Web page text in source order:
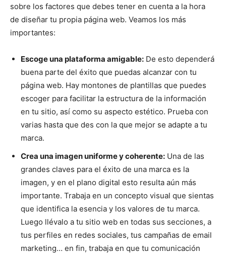
sobre los factores que debes tener en cuenta a la hora
de diseñar tu propia página web. Veamos los más
importantes:
Escoge una plataforma amigable: De esto dependerá
buena parte del éxito que puedas alcanzar con tu
página web. Hay montones de plantillas que puedes
escoger para facilitar la estructura de la información
en tu sitio, así como su aspecto estético. Prueba con
varias hasta que des con la que mejor se adapte a tu
marca.
Crea una imagen uniforme y coherente: Una de las
grandes claves para el éxito de una marca es la
imagen, y en el plano digital esto resulta aún más
importante. Trabaja en un concepto visual que sientas
que identifica la esencia y los valores de tu marca.
Luego llévalo a tu sitio web en todas sus secciones, a
tus perfiles en redes sociales, tus campañas de email
marketing… en fin, trabaja en que tu comunicación